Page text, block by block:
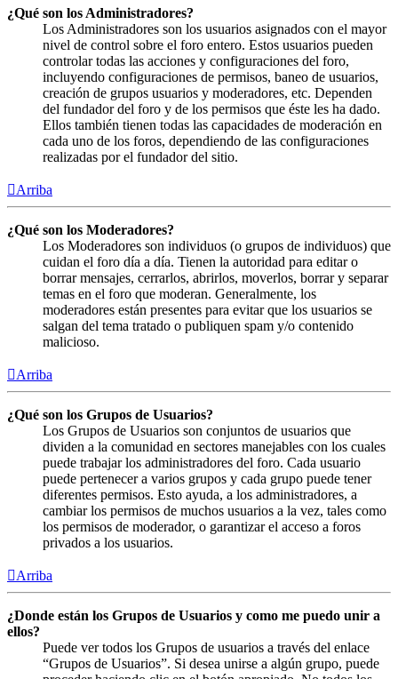
¿Qué son los Administradores?
Los Administradores son los usuarios asignados con el mayor
nivel de control sobre el foro entero. Estos usuarios pueden
controlar todas las acciones y configuraciones del foro,
incluyendo configuraciones de permisos, baneo de usuarios,
creación de grupos usuarios y moderadores, etc. Dependen
del fundador del foro y de los permisos que éste les ha dado.
Ellos también tienen todas las capacidades de moderación en
cada uno de los foros, dependiendo de las configuraciones
realizadas por el fundador del sitio.
Arriba
¿Qué son los Moderadores?
Los Moderadores son individuos (o grupos de individuos) que
cuidan el foro día a día. Tienen la autoridad para editar o
borrar mensajes, cerrarlos, abrirlos, moverlos, borrar y separar
temas en el foro que moderan. Generalmente, los
moderadores están presentes para evitar que los usuarios se
salgan del tema tratado o publiquen spam y/o contenido
malicioso.
Arriba
¿Qué son los Grupos de Usuarios?
Los Grupos de Usuarios son conjuntos de usuarios que
dividen a la comunidad en sectores manejables con los cuales
puede trabajar los administradores del foro. Cada usuario
puede pertenecer a varios grupos y cada grupo puede tener
diferentes permisos. Esto ayuda, a los administradores, a
cambiar los permisos de muchos usuarios a la vez, tales como
los permisos de moderador, o garantizar el acceso a foros
privados a los usuarios.
Arriba
¿Donde están los Grupos de Usuarios y como me puedo unir a
ellos?
Puede ver todos los Grupos de usuarios a través del enlace
“Grupos de Usuarios”. Si desea unirse a algún grupo, puede